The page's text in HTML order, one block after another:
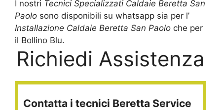
I nostri Tecnici Specializzati Caldaie Beretta San
Paolo sono disponibili su whatsapp sia per l’
Installazione Caldaie Beretta San Paolo che per
il Bollino Blu.
Richiedi Assistenza
Contatta i tecnici Beretta Service